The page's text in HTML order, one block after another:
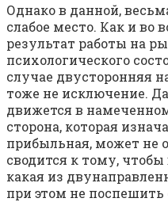
Однако в данной,
слабое место. Как и во
результат работы на
психологического
случае двусторонняя
тоже не исключение.
движется в
сторона, которая
прибыльная, может не
сводится к тому,
какая из
при этом не